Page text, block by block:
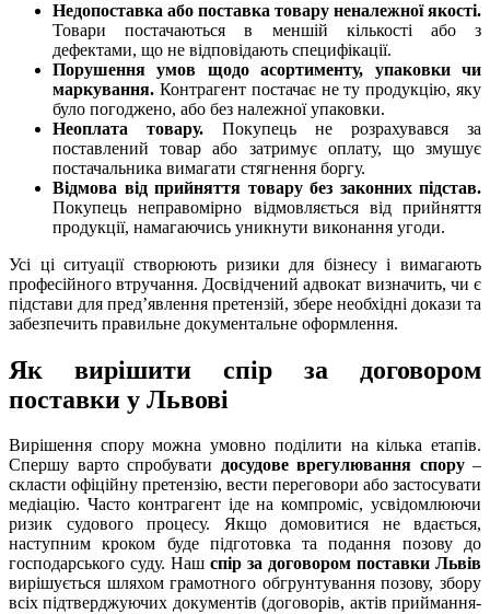
Недопоставка або поставка товару неналежної якості.
Товари постачаються в меншій кількості або з
дефектами, що не відповідають специфікації.
Порушення умов щодо асортименту, упаковки чи
маркування. Контрагент постачає не ту продукцію, яку
було погоджено, або без належної упаковки.
Неоплата товару. Покупець не розрахувався за
поставлений товар або затримує оплату, що змушує
постачальника вимагати стягнення боргу.
Відмова від прийняття товару без законних підстав.
Покупець неправомірно відмовляється від прийняття
продукції, намагаючись уникнути виконання угоди.
Усі ці ситуації створюють ризики для бізнесу і вимагають
професійного втручання. Досвідчений адвокат визначить, чи є
підстави для пред’явлення претензій, збере необхідні докази та
забезпечить правильне документальне оформлення.
Як вирішити спір за договором
поставки у Львові
Вирішення спору можна умовно поділити на кілька етапів.
Спершу варто спробувати досудове врегулювання спору–
скласти офіційну претензію, вести переговори або застосувати
медіацію. Часто контрагент іде на компроміс, усвідомлюючи
ризик судового процесу. Якщо домовитися не вдається,
наступним кроком буде підготовка та подання позову до
господарського суду. Наш спір за договором поставки Львів
вирішується шляхом грамотного обгрунтування позову, збору
всіх підтверджуючих документів (договорів, актів приймання-